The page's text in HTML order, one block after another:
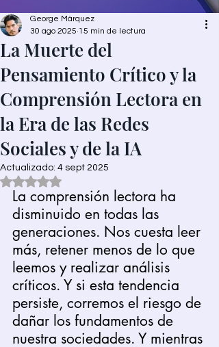
La Muerte del
Pensamiento Crítico y la
Comprensión Lectora en
la Era de las Redes
Sociales y de la IA
George Márquez
30 ago 2025 15 min de lectura
Actualizado: 4 sept 2025
Obtuvo NaN de 5 estrellas.
La comprensión lectora ha
disminuido en todas las
generaciones. Nos cuesta leer
más, retener menos de lo que
leemos y realizar análisis
críticos. Y si esta tendencia
persiste, corremos el riesgo de
dañar los fundamentos de
nuestra sociedades. Y mientras